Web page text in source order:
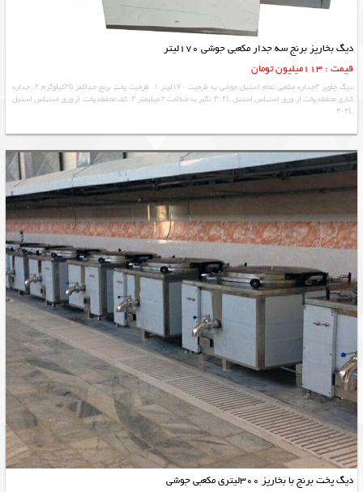
دیگ بخارپز برنج سه جدار مکعبی جوشی 170لیتر
قیمت : 113میلیون تومان
دیگ چلوپز ۳جداره مکعبی تمام استیل جوشی به ظرفیت ۱۷۰لیتر ۱. ظرفیت پخت برنج حداکثر ۲۵کیلوگرم ۲. جداره
کناری محفظه پخت از ورق استنلس استیل ۳۰۴L نگیر به ضخامت ۲ میلیمتر ۳. کف محفظه پخت از ورق استنلس استیل
۳۰۴L
دیگ پخت برنج با بخارپز 300لیتری مکعبی جوشی